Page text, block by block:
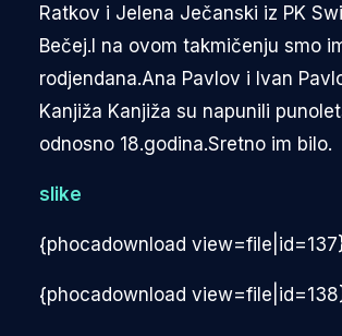
Ratkov i Jelena Ječanski iz PK
Bečej.I na ovom takmičenju smo
rodjendana.Ana Pavlov i Ivan
Kanjiža Kanjiža su napunili
odnosno 18.godina.Sretno im bilo.
slike
{phocadownload
{phocadownload